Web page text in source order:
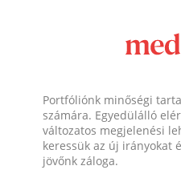
Portfóliónk minőségi
számára. Egyedülálló
változatos megjelenési
keressük az új irányokat
jövőnk záloga.